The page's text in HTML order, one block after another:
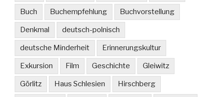
Buch Buchempfehlung Buchvorstellung
Denkmal deutsch-polnisch
deutsche Minderheit Erinnerungskultur
Exkursion Film Geschichte Gleiwitz
Görlitz Haus Schlesien Hirschberg